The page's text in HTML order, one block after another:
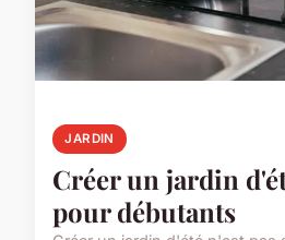
JARDIN
Créer un jardin
pour débutants